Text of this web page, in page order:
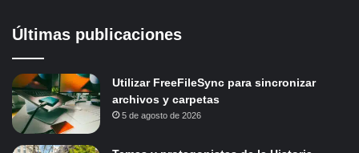
Últimas publicaciones
Utilizar FreeFileSync para sincronizar
archivos y carpetas
5 de agosto de 2026